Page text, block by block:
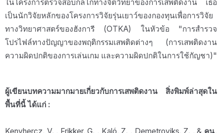
ในโครงการตรวจสอบกลไกทางจิตวิทยาของการเสพติดงาน เธอ
เป็นนักวิจัยหลักของโครงการวิจัยรุ่นเยาว์ของกองทุนเพื่อการวิจัย
ทางวิทยาศาสตร์ของฮังการี (OTKA) ในหัวข้อ "การสำรวจ
โปรไฟล์ทางปัญญาของพฤติกรรมเสพติดต่างๆ (การเสพติดงาน
ความผิดปกติของการเล่นเกม และความผิดปกติในการใช้กัญชา)"
ผู้เขียนบทความมากมายเกี่ยวกับการเสพติดงาน สิ่งพิมพ์ล่าสุดใน
พื้นที่นี้ ได้แก่ :